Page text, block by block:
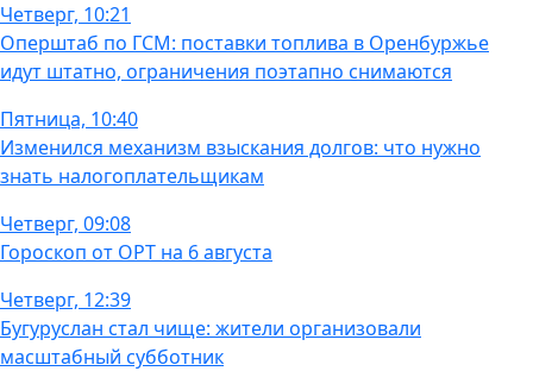
Четверг, 10:21
Оперштаб по ГСМ: поставки топлива в Оренбуржье
идут штатно, ограничения поэтапно снимаются
Пятница, 10:40
Изменился механизм взыскания долгов: что нужно
знать налогоплательщикам
Четверг, 09:08
Гороскоп от ОРТ на 6 августа
Четверг, 12:39
Бугуруслан стал чище: жители организовали
масштабный субботник